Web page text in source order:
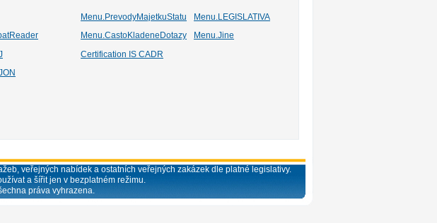
Menu.PrevodyMajetkuStatu
Menu.LEGISLATIVA
Menu.CastoKladeneDotazy Menu.Jine
Certification IS CADR
veřejných nabídek a ostatních veřejných zakázek dle platné legislativy.
a šířit jen v bezplatném režimu.
práva vyhrazena.